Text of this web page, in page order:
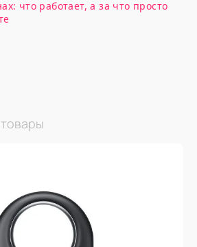
что работает, а за что просто